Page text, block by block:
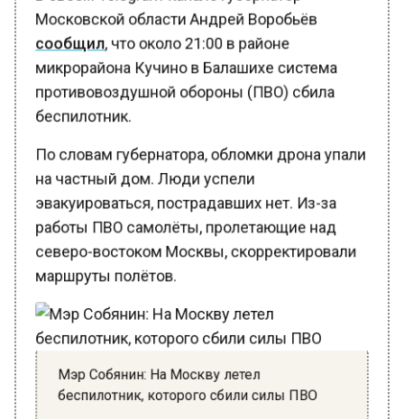
сообщил, что около 21:00 в районе
микрорайона Кучино в Балашихе система
противовоздушной обороны (ПВО) сбила
беспилотник.
на частный дом. Люди успели
эвакуироваться, пострадавших нет. Из-за
работы ПВО самолёты, пролетающие над
северо-востоком Москвы, скорректировали
маршруты полётов.
Мэр Собянин: На Москву летел
беспилотник, которого сбили силы ПВО